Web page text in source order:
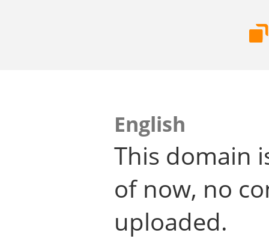
English
This domain
of now, no
uploaded.